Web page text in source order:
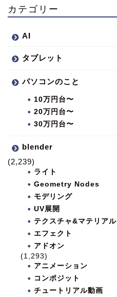
カテゴリー
AI
タブレット
パソコンのこと
10万円台〜
20万円台〜
30万円台〜
blender
(2,239)
ライト
Geometry Nodes
モデリング
UV展開
テクスチャ&マテリアル
エフェクト
アドオン
(1,293)
アニメーション
コンポジット
チュートリアル動画